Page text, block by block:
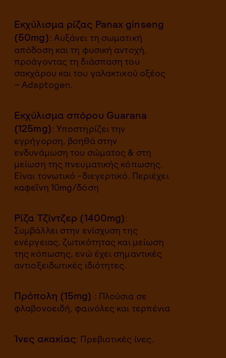
Εκχύλισμα ρίζας Panax ginseng
(50mg): Aυξάνει τη σωματική
απόδοση και τη φυσική αντοχή,
προάγοντας τη διάσπαση του
σακχάρου και του γαλακτικού οξέος
– Adaptogen.
Εκχύλισμα σπόρου Guarana
(125mg): Υποστηρίζει την
εγρήγορση, βοηθά στην
ενδυνάμωση του σώματος & στη
μείωση της πνευματικής κόπωσης.
Είναι τονωτικό -διεγερτικό. Περιέχει
καφεΐνη 10mg/δόση
Ρίζα Τζίντζερ (1400mg):
Συμβάλλει στην ενίσχυση της
ενέργειας, ζωτικότητας και μείωση
της κόπωσης, ενώ έχει σημαντικές
αντιοξειδωτικές ιδιότητες.
Πρόπολη (15mg) : Πλούσια σε
φλαβονοειδή, φαινόλες και τερπένια
Ίνες ακακίας: Πρεβιοτικές ίνες.